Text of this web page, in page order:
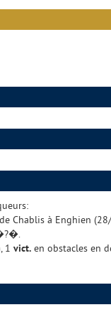
Chablis à Enghien
1 vict. en obstacles en